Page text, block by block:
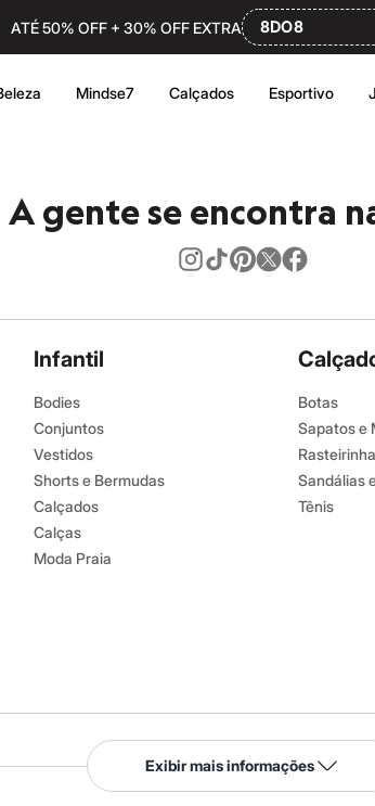
ATÉ 50% OFF + 30% OFF EXTRA 8DO8
Mindse7 Calçados Esportivo
A gente se encontra
Infantil
Bodies
Conjuntos
Vestidos
Shorts e Bermudas
Calçados
Calças
Moda Praia
Botas
Sapatos e
Sandálias
Tênis
Serviços
Tipos de
Exibir mais informações